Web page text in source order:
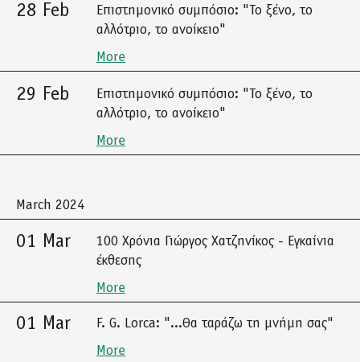
28 Feb
Επιστημονικό συμπόσιο: "Το ξένο, το
αλλότριο, το ανοίκειο"
More
29 Feb
Επιστημονικό συμπόσιο: "Το ξένο, το
αλλότριο, το ανοίκειο"
More
March 2024
01 Mar
100 Χρόνια Γιώργος Χατζηνίκος - Εγκαίνια
έκθεσης
More
01 Mar
F. G. Lorca: "...Θα ταράζω τη μνήμη σας"
More